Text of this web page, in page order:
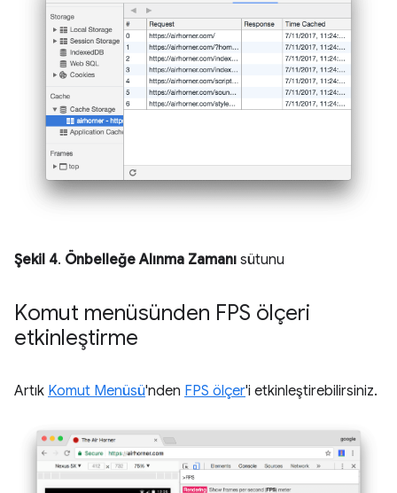
Şekil 4. Önbelleğe Alınma Zamanı sütunu
Komut menüsünden FPS ölçeri
etkinleştirme
Artık Komut Menüsü'nden FPS ölçer'i etkinleştirebilirsiniz.